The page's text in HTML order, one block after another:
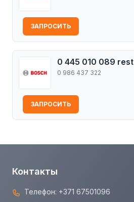
ЗАПРОСИТЬ
0 445 010 089 rest
0 986 437 322
ЗАПРОСИТЬ
Контакты
Телефон: +371 67501096